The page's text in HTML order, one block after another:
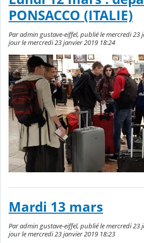
PONSACCO (ITALIE)
Par admin gustave-eiffel, publié le mercredi 23
jour le mercredi 23 janvier 2019 18:24
Mardi 13 mars
Par admin gustave-eiffel, publié le mercredi 23
jour le mercredi 23 janvier 2019 18:23